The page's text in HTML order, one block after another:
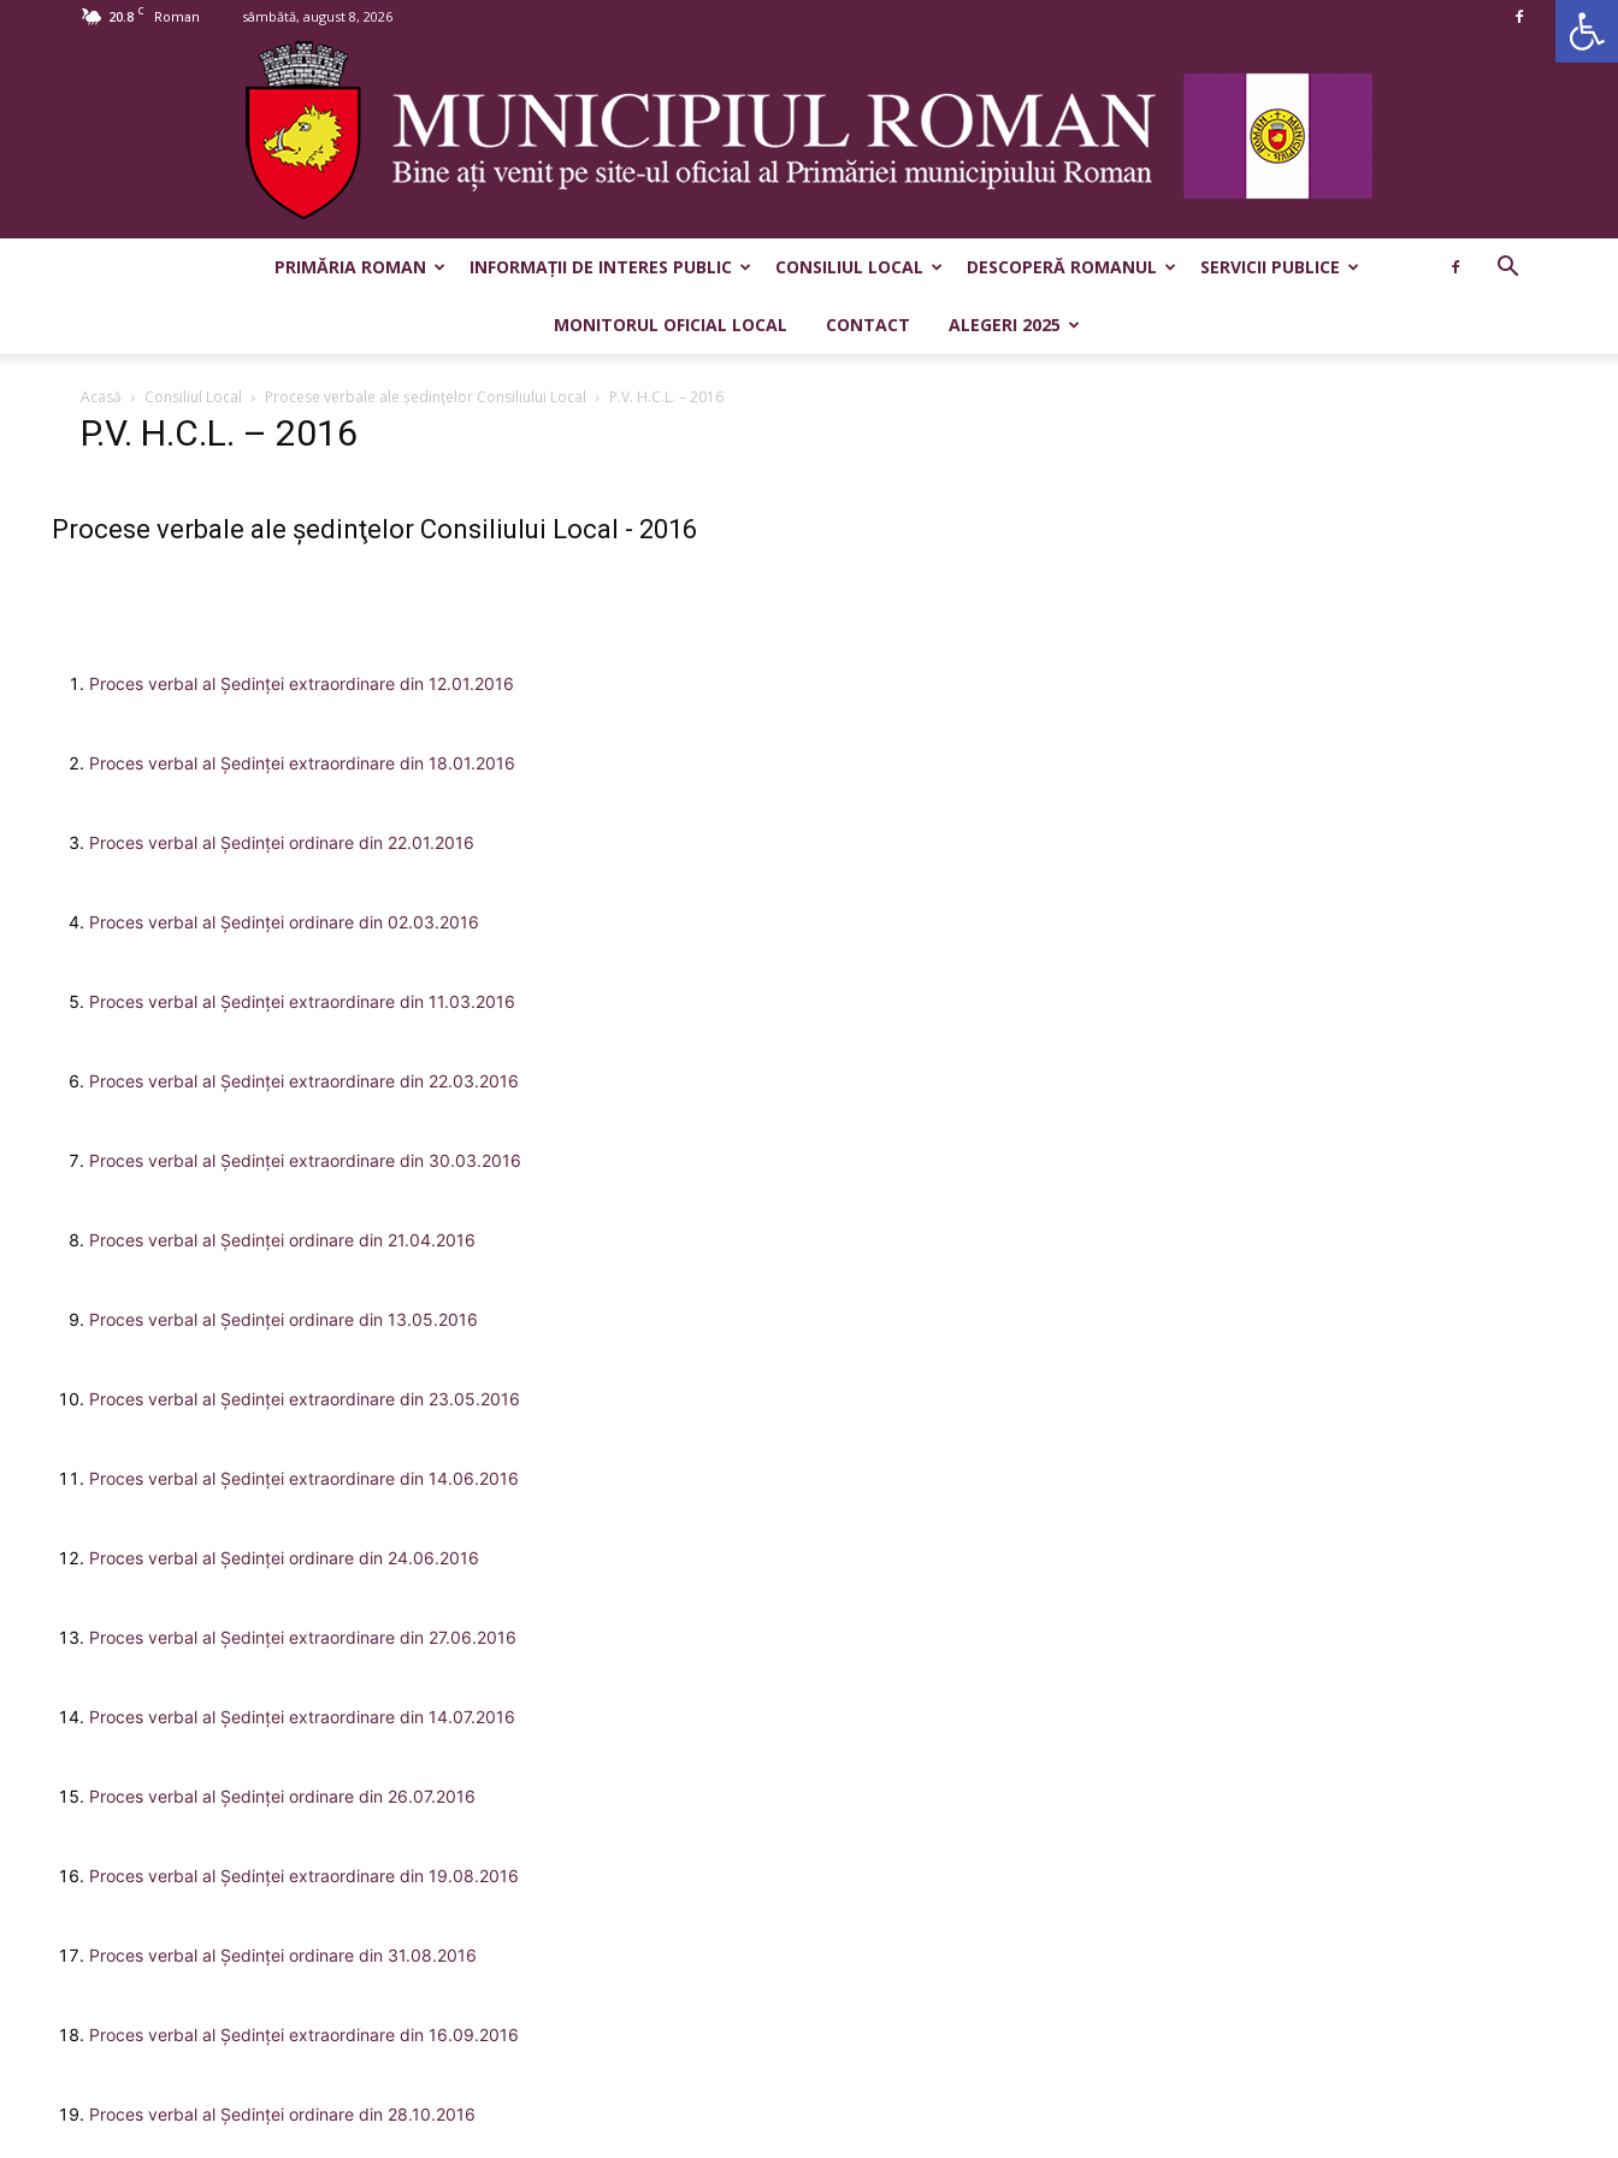
20.8 C Roman sâmbătă, august 8, 2026
Municipiul
PRIMĂRIA ROMAN INFORMAȚII DE INTERES PUBLIC CONSILIUL LOCAL DESCOPERĂ ROMANUL SERVICII PUBLICE
MONITORUL OFICIAL LOCAL CONTACT ALEGERI 2025
Acasă Consiliul Local Procese verbale ale şedinţelor Consiliului Local P.V. H.C.L. – 2016
P.V. H.C.L. – 2016
Procese verbale ale şedinţelor Consiliului Local - 2016
Proces verbal al Şedinţei extraordinare din 12.01.2016
Proces verbal al Şedinţei extraordinare din 18.01.2016
Proces verbal al Şedinţei ordinare din 22.01.2016
Proces verbal al Şedinţei ordinare din 02.03.2016
Proces verbal al Şedinţei extraordinare din 11.03.2016
Proces verbal al Şedinţei extraordinare din 22.03.2016
Proces verbal al Şedinţei extraordinare din 30.03.2016
Proces verbal al Şedinţei ordinare din 21.04.2016
Proces verbal al Şedinţei ordinare din 13.05.2016
Proces verbal al Şedinţei extraordinare din 23.05.2016
Proces verbal al Şedinţei extraordinare din 14.06.2016
Proces verbal al Şedinţei ordinare din 24.06.2016
Proces verbal al Şedinţei extraordinare din 27.06.2016
Proces verbal al Şedinţei extraordinare din 14.07.2016
Proces verbal al Şedinţei ordinare din 26.07.2016
Proces verbal al Şedinţei extraordinare din 19.08.2016
Proces verbal al Şedinţei ordinare din 31.08.2016
Proces verbal al Şedinţei extraordinare din 16.09.2016
Proces verbal al Şedinţei ordinare din 28.10.2016